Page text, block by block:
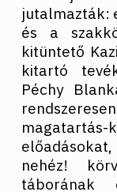
jutalmazták:
és a
kitüntető
kitartó
Péchy
nehéz!
táborának